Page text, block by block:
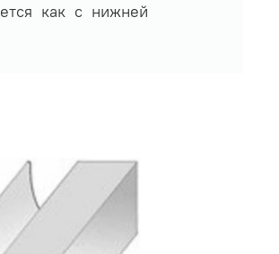
как с нижней